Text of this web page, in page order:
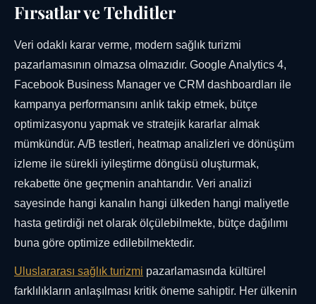
Fırsatlar ve Tehditler
Veri odaklı karar verme, modern sağlık turizmi
pazarlamasının olmazsa olmazıdır. Google Analytics 4,
Facebook Business Manager ve CRM dashboardları ile
kampanya performansını anlık takip etmek, bütçe
optimizasyonu yapmak ve stratejik kararlar almak
mümkündür. A/B testleri, heatmap analizleri ve dönüşüm
izleme ile sürekli iyileştirme döngüsü oluşturmak,
rekabette öne geçmenin anahtarıdır. Veri analizi
sayesinde hangi kanalın hangi ülkeden hangi maliyetle
hasta getirdiği net olarak ölçülebilmekte, bütçe dağılımı
buna göre optimize edilebilmektedir.
Uluslararası sağlık turizmi pazarlamasında kültürel
farklılıkların anlaşılması kritik öneme sahiptir. Her ülkenin